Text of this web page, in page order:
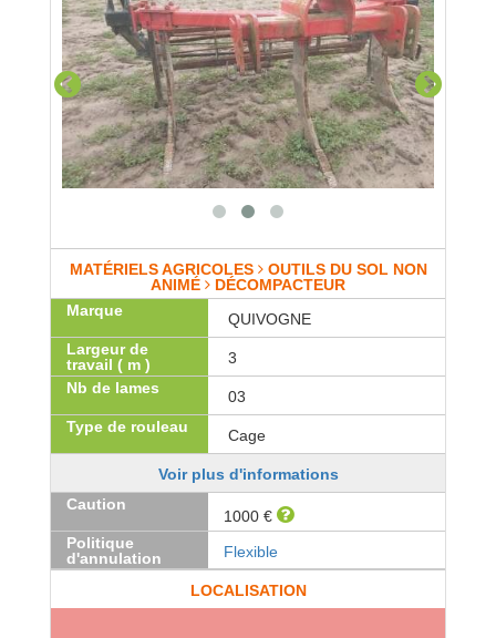
MATÉRIELS AGRICOLES OUTILS DU SOL NON
ANIMÉ
DÉCOMPACTEUR
Marque
QUIVOGNE
Largeur de
travail ( m )
3
Nb de lames
03
Type de rouleau
Cage
Voir plus d'informations
Caution
1000 €
Politique
d'annulation
Flexible
LOCALISATION